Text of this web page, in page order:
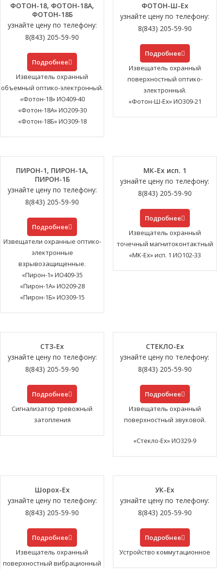
ФОТОН-18, ФОТОН-18А,
ФОТОН-18Б
узнайте цену по телефону:
8(843) 205-59-90
Подробнее
Извещатель охранный
объемный оптико-электронный.
«Фотон-18» ИО409-40
«Фотон-18А» ИО209-30
«Фотон-18Б» ИО309-18
ФОТОН-Ш-Ех
узнайте цену по телефону:
8(843) 205-59-90
Подробнее
Извещатель охранный
поверхностный оптико-
электронный.
«Фотон-Ш-Ех» ИО309-21
ПИРОН-1, ПИРОН-1A,
ПИРОН-1Б
узнайте цену по телефону:
8(843) 205-59-90
Подробнее
Извещатели охранные оптико-
электронные
взрывозащищенные.
«Пирон-1» ИО409-35
«Пирон-1А» ИО209-28
«Пирон-1Б» ИО309-15
МК-Ех исп. 1
узнайте цену по телефону:
8(843) 205-59-90
Подробнее
Извещатель охранный
точечный магнитоконтактный
«МК-Ех» исп. 1 ИО102-33
СТЗ-Ех
узнайте цену по телефону:
8(843) 205-59-90
Подробнее
Сигнализатор тревожный
затопления
СТЕКЛО-Еx
узнайте цену по телефону:
8(843) 205-59-90
Подробнее
Извещатель охранный
поверхностный звуковой.
«Стекло-Ех» ИО329-9
Шорох-Ех
узнайте цену по телефону:
8(843) 205-59-90
Подробнее
Извещатель охранный
поверхностный вибрационный
УК-Ех
узнайте цену по телефону:
8(843) 205-59-90
Подробнее
Устройство коммутационное